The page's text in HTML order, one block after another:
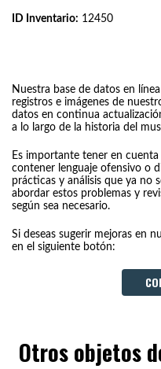
ID Inventario: 12450
Nuestra base de datos en
registros e imágenes de
datos en continua
a lo largo de la historia del
Es importante tener en
contener lenguaje ofensivo o
prácticas y análisis que ya no
abordar estos problemas y
según sea necesario.
Si deseas sugerir mejoras en
en el siguiente botón:
Otros objetos